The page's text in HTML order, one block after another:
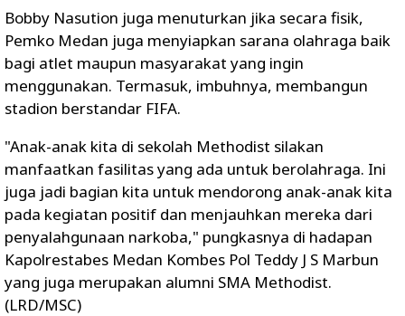
Bobby Nasution juga menuturkan jika secara fisik,
Pemko Medan juga menyiapkan sarana olahraga baik
bagi atlet maupun masyarakat yang ingin
menggunakan. Termasuk, imbuhnya, membangun
stadion berstandar FIFA.
"Anak-anak kita di sekolah Methodist silakan
manfaatkan fasilitas yang ada untuk berolahraga. Ini
juga jadi bagian kita untuk mendorong anak-anak kita
pada kegiatan positif dan menjauhkan mereka dari
penyalahgunaan narkoba," pungkasnya di hadapan
Kapolrestabes Medan Kombes Pol Teddy J S Marbun
yang juga merupakan alumni SMA Methodist.
(LRD/MSC)